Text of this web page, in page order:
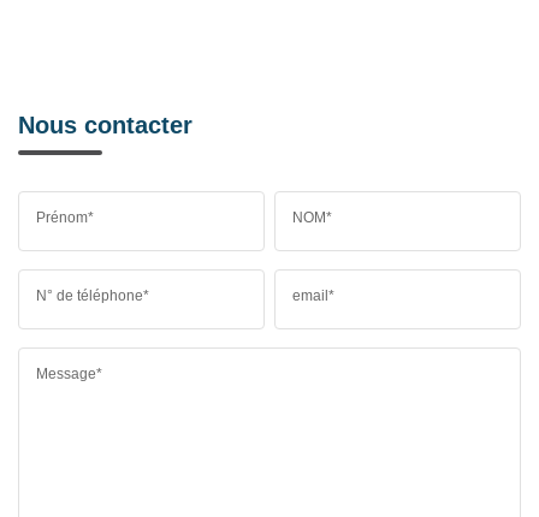
Nous contacter
Prénom* NOM*
N° de téléphone* email*
Message*